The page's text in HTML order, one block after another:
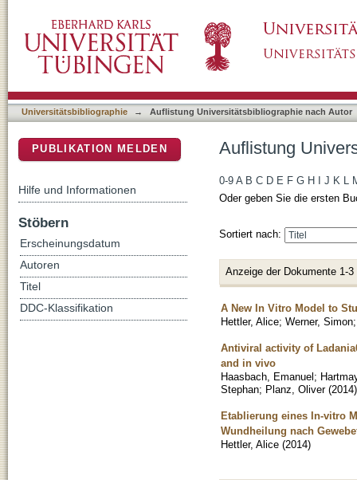
Universitätsbibliographie → Auflistung Universitätsbibliographie nach Autor
Auflistung
0-9 A B C D E F G H J K L
Oder geben Sie die ersten
Sortiert nach:
Anzeige der Dokumente 1-3
A New In Vitro Model to
Hettler, Alice; Werner, Simon
Antiviral activity of
and in vivo
Haasbach, Emanuel;
Stephan; Planz, Oliver (2014)
Etablierung eines In-vitro
Wundheilung nach
Hettler, Alice (2014)
PUBLIKATION MELDEN
Hilfe und Informationen
Stöbern
Erscheinungsdatum
Autoren
Titel
DDC-Klassifikation